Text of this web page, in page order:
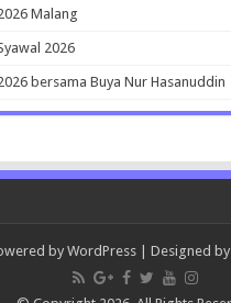
Malang
2026
bersama Buya Nur Hasanuddin
by WordPress | Designed by